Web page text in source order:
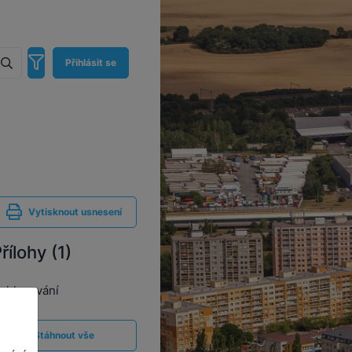
Přihlásit se
Vytisknout usnesení
(1)
hlasování
Stáhnout vše